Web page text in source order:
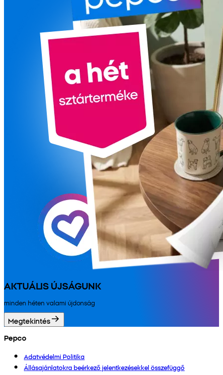
AKTUÁLIS ÚJSÁGUNK
minden héten valami újdonság
Megtekintés
Pepco
Adatvédelmi Politika
Állásajánlatokra beérkező jelentkezésekkel összefüggő